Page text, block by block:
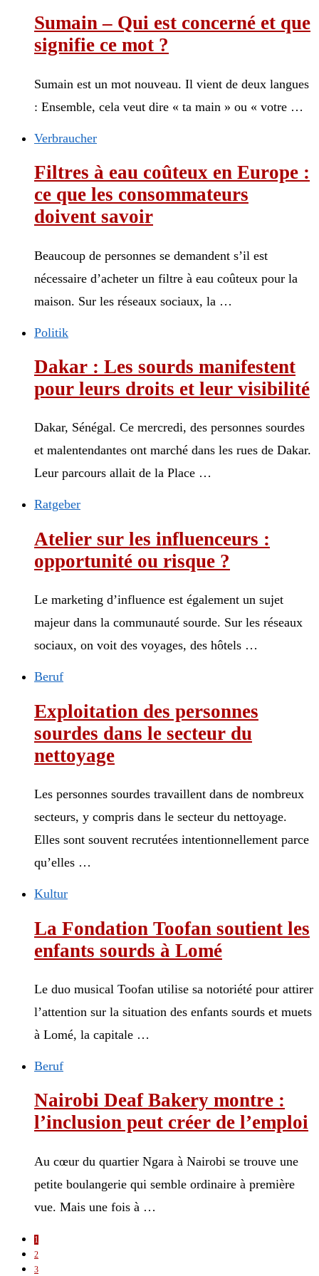
Sumain – Qui est concerné et que
signifie ce mot ?
Sumain est un mot nouveau. Il vient de deux langues
: Ensemble, cela veut dire « ta main » ou « votre …
Verbraucher
Filtres à eau coûteux en Europe :
ce que les consommateurs
doivent savoir
Beaucoup de personnes se demandent s’il est
nécessaire d’acheter un filtre à eau coûteux pour la
maison. Sur les réseaux sociaux, la …
Politik
Dakar : Les sourds manifestent
pour leurs droits et leur visibilité
Dakar, Sénégal. Ce mercredi, des personnes sourdes
et malentendantes ont marché dans les rues de Dakar.
Leur parcours allait de la Place …
Ratgeber
Atelier sur les influenceurs :
opportunité ou risque ?
Le marketing d’influence est également un sujet
majeur dans la communauté sourde. Sur les réseaux
sociaux, on voit des voyages, des hôtels …
Beruf
Exploitation des personnes
sourdes dans le secteur du
nettoyage
Les personnes sourdes travaillent dans de nombreux
secteurs, y compris dans le secteur du nettoyage.
Elles sont souvent recrutées intentionnellement parce
qu’elles …
Kultur
La Fondation Toofan soutient les
enfants sourds à Lomé
Le duo musical Toofan utilise sa notoriété pour attirer
l’attention sur la situation des enfants sourds et muets
à Lomé, la capitale …
Beruf
Nairobi Deaf Bakery montre :
l’inclusion peut créer de l’emploi
Au cœur du quartier Ngara à Nairobi se trouve une
petite boulangerie qui semble ordinaire à première
vue. Mais une fois à …
1
2
3